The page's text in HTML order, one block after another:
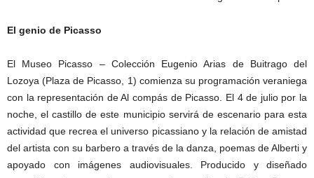
El genio de Picasso
El Museo Picasso – Colección Eugenio Arias de Buitrago del
Lozoya (Plaza de Picasso, 1) comienza su programación veraniega
con la representación de Al compás de Picasso. El 4 de julio por la
noche, el castillo de este municipio servirá de escenario para esta
actividad que recrea el universo picassiano y la relación de amistad
del artista con su barbero a través de la danza, poemas de Alberti y
apoyado con imágenes audiovisuales. Producido y diseñado